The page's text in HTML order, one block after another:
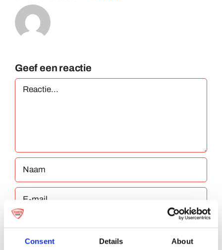
Consent Details About
Geef een reactie
Reactie